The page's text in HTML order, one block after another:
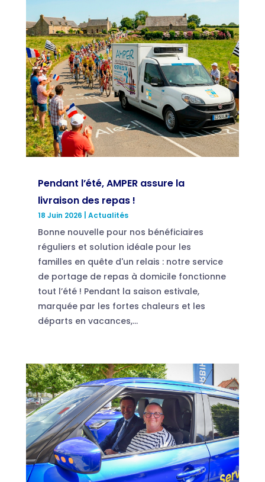
Pendant l’été, AMPER assure la
livraison des repas !
18 Juin 2026 Actualités
Bonne nouvelle pour nos bénéficiaires
réguliers et solution idéale pour les
familles en quête d'un relais : notre service
de portage de repas à domicile fonctionne
tout l’été ! Pendant la saison estivale,
marquée par les fortes chaleurs et les
départs en vacances,...